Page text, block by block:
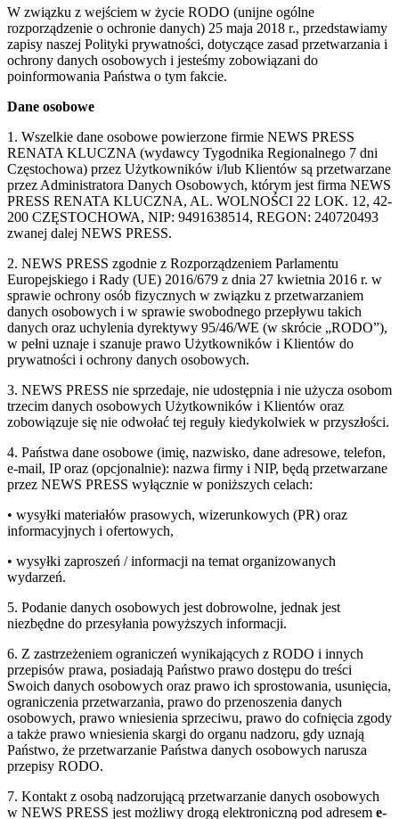
W związku z wejściem w życie RODO (unijne ogólne
rozporządzenie o ochronie danych) 25 maja 2018 r., przedstawiamy
zapisy naszej Polityki prywatności, dotyczące zasad przetwarzania i
ochrony danych osobowych i jesteśmy zobowiązani do
poinformowania Państwa o tym fakcie.
Dane osobowe
1. Wszelkie dane osobowe powierzone firmie NEWS PRESS
RENATA KLUCZNA (wydawcy Tygodnika Regionalnego 7 dni
Częstochowa) przez Użytkowników i/lub Klientów są przetwarzane
przez Administratora Danych Osobowych, którym jest firma NEWS
PRESS RENATA KLUCZNA, AL. WOLNOŚCI 22 LOK. 12, 42-
200 CZĘSTOCHOWA, NIP: 9491638514, REGON: 240720493
zwanej dalej NEWS PRESS.
2. NEWS PRESS zgodnie z Rozporządzeniem Parlamentu
Europejskiego i Rady (UE) 2016/679 z dnia 27 kwietnia 2016 r. w
sprawie ochrony osób fizycznych w związku z przetwarzaniem
danych osobowych i w sprawie swobodnego przepływu takich
danych oraz uchylenia dyrektywy 95/46/WE (w skrócie „RODO”),
w pełni uznaje i szanuje prawo Użytkowników i Klientów do
prywatności i ochrony danych osobowych.
3. NEWS PRESS nie sprzedaje, nie udostępnia i nie użycza osobom
trzecim danych osobowych Użytkowników i Klientów oraz
zobowiązuje się nie odwołać tej reguły kiedykolwiek w przyszłości.
4. Państwa dane osobowe (imię, nazwisko, dane adresowe, telefon,
e-mail, IP oraz (opcjonalnie): nazwa firmy i NIP, będą przetwarzane
przez NEWS PRESS wyłącznie w poniższych celach:
• wysyłki materiałów prasowych, wizerunkowych (PR) oraz
informacyjnych i ofertowych,
• wysyłki zaproszeń / informacji na temat organizowanych
wydarzeń.
5. Podanie danych osobowych jest dobrowolne, jednak jest
niezbędne do przesyłania powyższych informacji.
6. Z zastrzeżeniem ograniczeń wynikających z RODO i innych
przepisów prawa, posiadają Państwo prawo dostępu do treści
Swoich danych osobowych oraz prawo ich sprostowania, usunięcia,
ograniczenia przetwarzania, prawo do przenoszenia danych
osobowych, prawo wniesienia sprzeciwu, prawo do cofnięcia zgody
a także prawo wniesienia skargi do organu nadzoru, gdy uznają
Państwo, że przetwarzanie Państwa danych osobowych narusza
przepisy RODO.
7. Kontakt z osobą nadzorującą przetwarzanie danych osobowych
w NEWS PRESS jest możliwy drogą elektroniczną pod adresem e-